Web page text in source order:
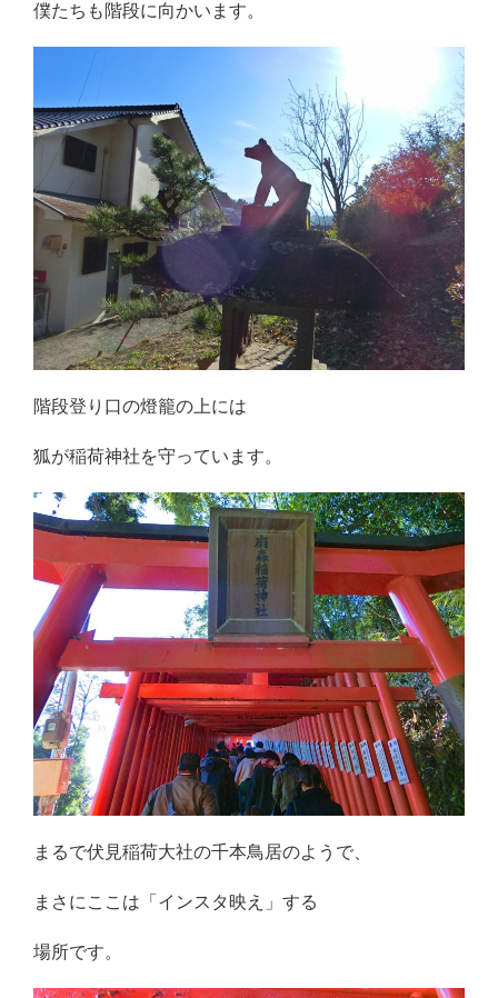
僕たちも階段に向かいます。
階段登り口の燈籠の上には
狐が稲荷神社を守っています。
まるで伏見稲荷大社の千本鳥居のようで、
まさにここは「インスタ映え」する
場所です。